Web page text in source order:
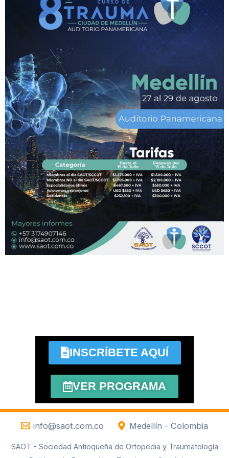
INSCRÍBETE AQUÍ
VER PROGRAMA
info@saot.com.co Medellín - Colombia
SAOT - Sociedad Antioqueña de Ortopedia y Traumatología